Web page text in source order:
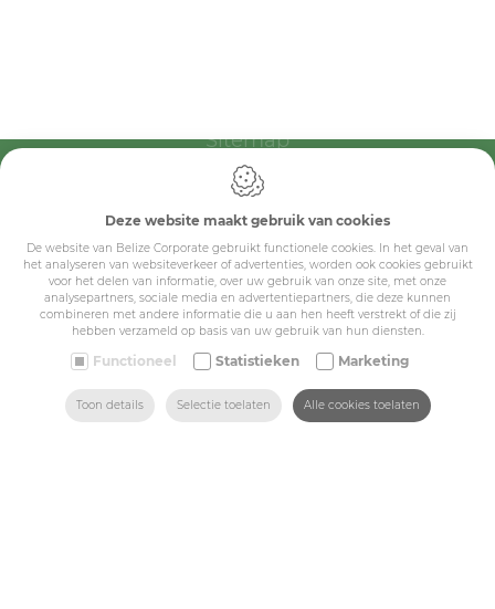
Sitemap
Corporate
Industry
Medicals
Schools
Made-to-measure
Shop
Deze website maakt gebruik van cookies
De website van Belize Corporate gebruikt functionele cookies. In het geval van
het analyseren van websiteverkeer of advertenties, worden ook cookies gebruikt
voor het delen van informatie, over uw gebruik van onze site, met onze
analysepartners, sociale media en advertentiepartners, die deze kunnen
combineren met andere informatie die u aan hen heeft verstrekt of die zij
hebben verzameld op basis van uw gebruik van hun diensten.
Functioneel Statistieken Marketing
Toon details Selectie toelaten Alle cookies toelaten
ZOEKEN HOME MAIL ONS VIND ONS BEL ONS